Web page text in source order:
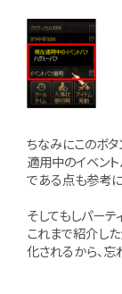
ちなみにこのボタ
適用中のイベン
である点も参考に
そしてもしパー
これまで紹介し
化されるから、忘